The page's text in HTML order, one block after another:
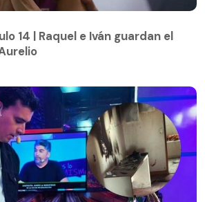
14 | Raquel e Iván guardan el